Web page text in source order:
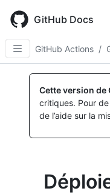
main
content
GitHub Docs
GitHub Actions /
Cette version de
critiques. Pour
de l’aide sur la